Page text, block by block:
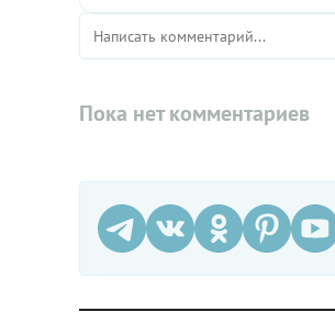
Пока нет комментариев